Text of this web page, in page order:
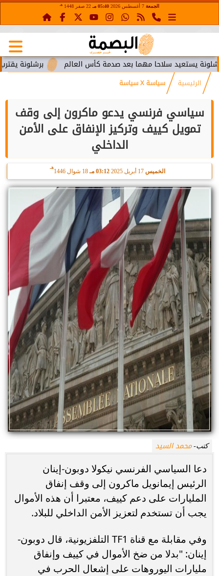
الجمعة 05:40 مـ 22 صفر 1448 هـ
برشلونة يقترب من سلاحا مهما بعد صدمة كأس العالم
الرئيسية سياسة X سياسة
سياسي فرنسي يدعو ماكرون إلى وقف
تمويل كييف وتركيز الإنفاق على الأمن
الداخلي
الخميس 03:12 مـ 18 شوال 1446
هـ
كتب-محمد السيد
دعا السياسي الفرنسي نيكولا دوبون-إينان
الرئيس إيمانويل ماكرون إلى وقف إنفاق
المليارات على دعم كييف، معتبرا أن هذه الأموال
يجب أن تستخدم لتعزيز الأمن الداخلي للبلاد.
وفي مقابلة مع قناة TF1 التلفزيونية، قال دوبون-
إينان: "بدلا من ضخ الأموال في كييف وإنفاق
مليارات اليوروهات على إشعال الحرب في